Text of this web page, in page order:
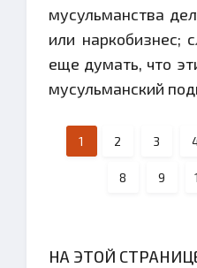
мусульманства
или наркобизнес;
еще думать, что
мусульманский
1 2 3
8 9
НА ЭТОЙ